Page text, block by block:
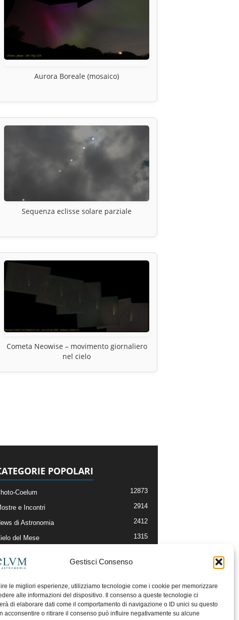
Gestisci Consenso
le migliori esperienze, utilizziamo tecnologie come i cookie per memorizzare
alle informazioni del dispositivo. Il consenso a queste tecnologie ci
di elaborare dati come il comportamento di navigazione o ID unici su questo
acconsentire o ritirare il consenso può influire negativamente su alcune
Aurora Boreale (mosaico)
Sequenza eclisse solare parziale
Cometa Neowise – movimento giornaliero
nel cielo
POPOLARI
Coelum 12873
e Incontri 2914
di Astronomia 2412
del Mese 1315
e Risorse On-Line
della Redazione